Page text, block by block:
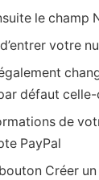
le champ
votre
défaut
de
PayPal
Créer